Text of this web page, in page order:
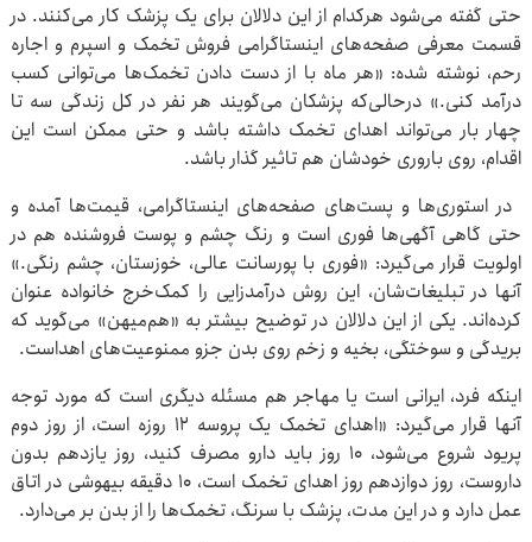
حتی گفته می‌شود هرکدام از این دلالان برای یک پزشک کار می‌کنند. در
قسمت معرفی صفحه‌های اینستاگرامی فروش تخمک و اسپرم و اجاره
رحم، نوشته شده: «هر ماه با از دست دادن تخمک‌ها می‌توانی کسب
درآمد کنی.» درحالی‌که پزشکان می‌گویند هر نفر در کل زندگی سه تا
چهار بار می‌تواند اهدای تخمک داشته باشد و حتی ممکن است این
اقدام، روی باروری‌ خودشان هم تاثیر گذار باشد.
در استوری‌ها و پست‌های صفحه‌های اینستاگرامی، قیمت‌ها آمده و
حتی گاهی آگهی‌ها فوری‌ است و رنگ چشم و پوست فروشنده هم در
اولویت قرار می‌گیرد: «فوری با پورسانت عالی، خوزستان، چشم رنگی.»
آنها در تبلیغات‌شان، این روش درآمدزایی را کمک‌خرج خانواده عنوان
کرده‌اند. یکی از این دلالان در توضیح بیشتر به «هم‌میهن» می‌گوید که
بریدگی و سوختگی، بخیه و زخم روی بدن جزو ممنوعیت‌های اهداست.
اینکه فرد، ایرانی است یا مهاجر هم مسئله دیگری است که مورد توجه
آنها قرار می‌گیرد: «اهدای تخمک یک پروسه ۱۲ روزه است، از روز دوم
پریود شروع می‌شود، ۱۰ روز باید دارو مصرف کنید، روز یازدهم بدون
داروست، روز دوازدهم روز اهدای تخمک است، ۱۰ دقیقه بیهوشی در اتاق
عمل دارد و در این مدت، پزشک با سرنگ، تخمک‌ها را از بدن بر می‌دارد.